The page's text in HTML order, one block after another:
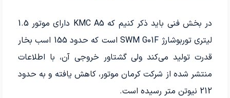
در بخش فنی باید ذکر کنیم که KMC A5 دارای موتور 1.5
لیتری توربوشارژ SWM G01F است که حدود 155 اسب بخار
قدرت تولید می‌کند ولی گشتاور خروجی آن، با اطلاعات
منتشر شده از شرکت کرمان موتور، کاهش یافته و به حدود
212 نیوتن متر رسیده است.